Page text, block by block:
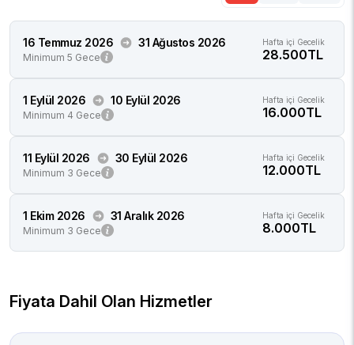
16 Temmuz 2026 31 Ağustos 2026
Minimum 5 Gece
Hafta içi Gecelik
28.500TL
1 Eylül 2026 10 Eylül 2026
Minimum 4 Gece
Hafta içi Gecelik
16.000TL
11 Eylül 2026 30 Eylül 2026
Minimum 3 Gece
Hafta içi Gecelik
12.000TL
1 Ekim 2026 31 Aralık 2026
Minimum 3 Gece
Hafta içi Gecelik
8.000TL
Fiyata Dahil Olan Hizmetler